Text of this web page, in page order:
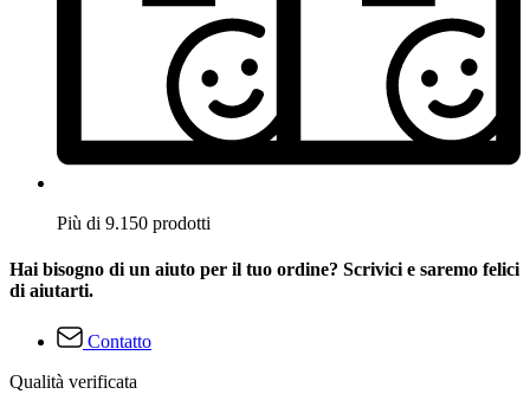
Più di 9.150 prodotti
Hai bisogno di un aiuto per il tuo ordine? Scrivici e saremo felici
di aiutarti.
Contatto
Qualità verificata